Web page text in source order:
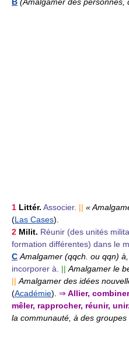
1 Littér. Associer. || «
(Las Cases).
2 Milit. Réunir (des unités
formation différentes) dans le
C Amalgamer (qqch. ou qqn) à,
incorporer à.
|| Amalgamer le
|| Amalgamer des idées
(Académie). ⇒ Allier,
mêler, rapprocher, réunir, unir.
la communauté, à des groupes